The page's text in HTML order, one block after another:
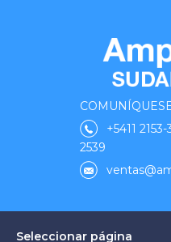
+5411
2539
Seleccionar página